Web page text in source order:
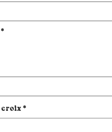
*
croix *